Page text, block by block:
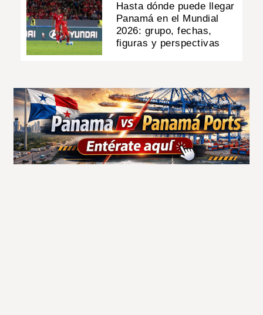
Hasta dónde puede llegar
Panamá en el Mundial
2026: grupo, fechas,
figuras y perspectivas